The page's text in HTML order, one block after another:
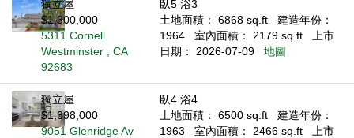
獨立屋
$1,300,000
5311 Cornell
Westminster , CA
92683
臥5 浴3
土地面積： 6868 sq.ft
建造年份：
1964
室內面積： 2179 sq.ft
上市
日期： 2026-07-09
地圖
獨立屋
$1,398,000
9051 Glenridge Av
臥4 浴4
土地面積： 6500 sq.ft
建造年份：
1963
室內面積： 2466 sq.ft
上市